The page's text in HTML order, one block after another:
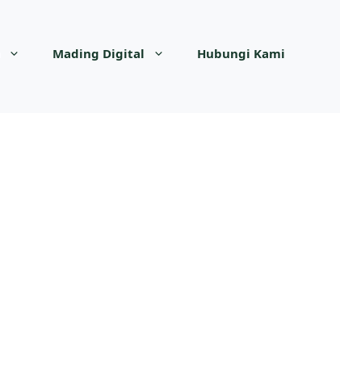
Mading Digital Hubungi Kami